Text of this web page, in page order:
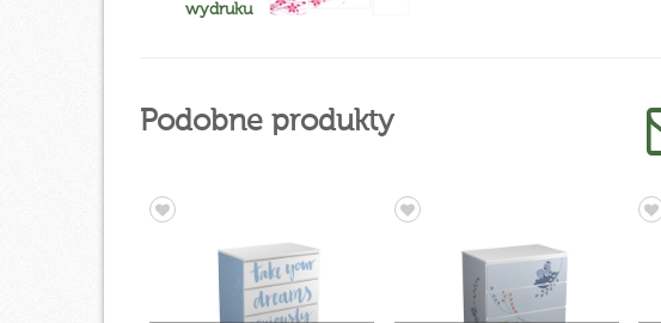
wydruku
Podobne produkty